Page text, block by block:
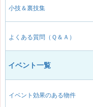
小技＆裏技集
よくある質問（Ｑ＆Ａ）
イベント一覧
イベント効果のある物件